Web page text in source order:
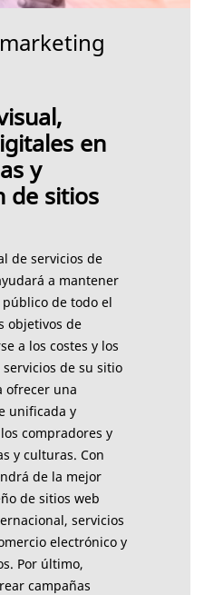
en
y
de sitios
de servicios de
a mantener
de todo el
objetivos de
a los costes y los
de su sitio
ofrecer una
unificada y
compradores y
y culturas. Con
de la mejor
de sitios web
servicios
electrónico y
Por último,
campañas